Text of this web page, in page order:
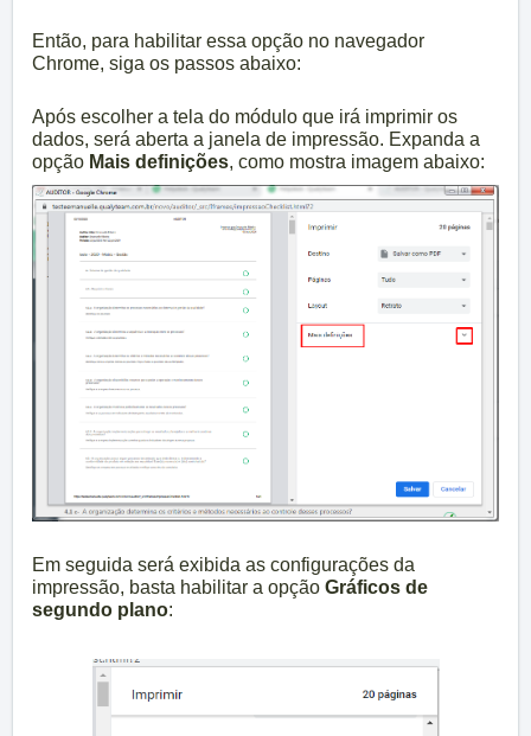
Então, para habilitar essa opção no navegador
Chrome, siga os passos abaixo:
Após escolher a tela do módulo que irá imprimir os
dados, será aberta a janela de impressão. Expanda a
opção Mais definições, como mostra imagem abaixo:
Em seguida será exibida as configurações da
impressão, basta habilitar a opção Gráficos de
segundo plano: